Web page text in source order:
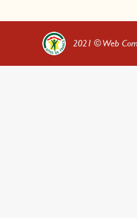
2021 ©Web